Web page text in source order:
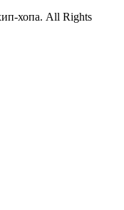
хопа. All Rights